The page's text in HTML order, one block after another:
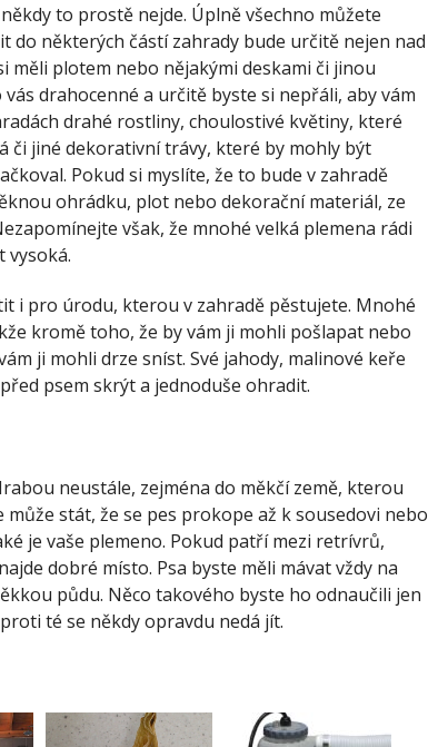
to prostě nejde. Úplně všechno můžete
do některých částí zahrady bude určitě nejen nad
měli plotem nebo nějakými deskami či jinou
drahocenné a určitě byste si nepřáli, aby vám
drahé rostliny, choulostivé květiny, které
či jiné dekorativní trávy, které by mohly být
Pokud si myslíte, že to bude v zahradě
ohrádku, plot nebo dekorační materiál, ze
však, že mnohé velká plemena rádi
vysoká.
i pro úrodu, kterou v zahradě pěstujete. Mnohé
kromě toho, že by vám ji mohli pošlapat nebo
ji mohli drze sníst. Své jahody, malinové keře
psem skrýt a jednoduše ohradit.
neustále, zejména do měkčí země, kterou
stát, že se pes prokope až k sousedovi nebo
je vaše plemeno. Pokud patří mezi retrívrů,
dobré místo. Psa byste měli mávat vždy na
půdu. Něco takového byste ho odnaučili jen
té se někdy opravdu nedá jít.